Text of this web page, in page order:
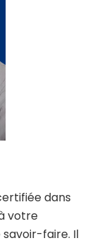
dans
votre
savoir-faire. Il